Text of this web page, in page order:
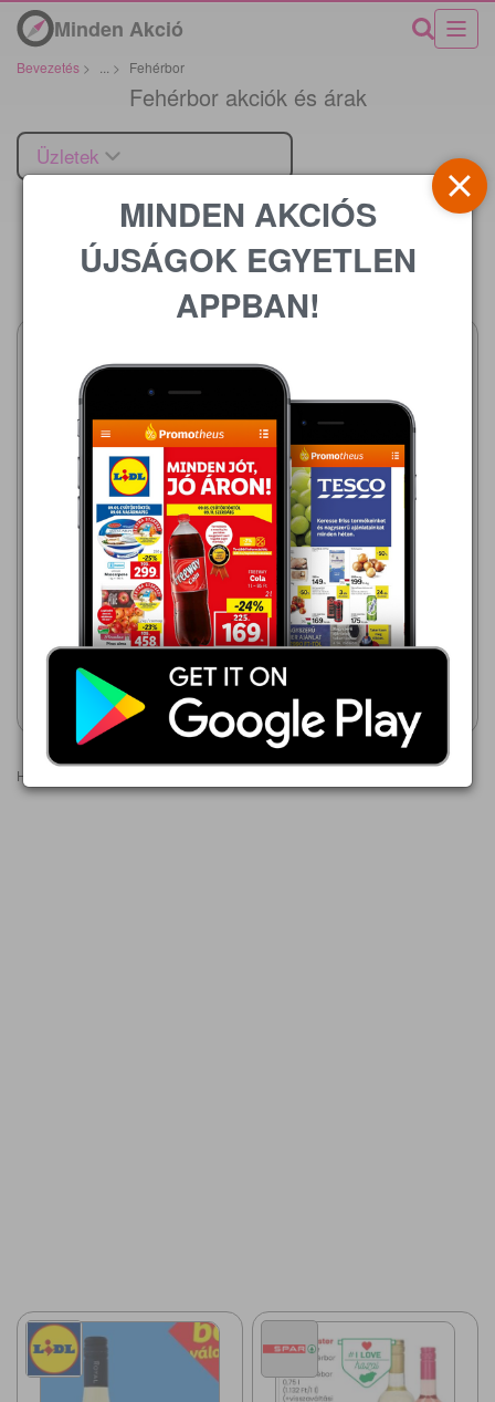
Minden Akció
Bevezetés > > Fehérbor
Fehérbor akciók és árak
Üzletek
Ár
2026.08.01 - 08.31
749,00 Ft
CHILL IRSAI OLIVÉR
Akciós újság
megtekintése
INTERSPAR
2026.08.06 - 08.12
849,00 Ft
Pincemester Irsai Olivér
száraz fehérbor Rosé
Akciós újság
megtekintése
Hirdetések
MINDEN AKCIÓS
ÚJSÁGOK EGYETLEN
APPBAN!